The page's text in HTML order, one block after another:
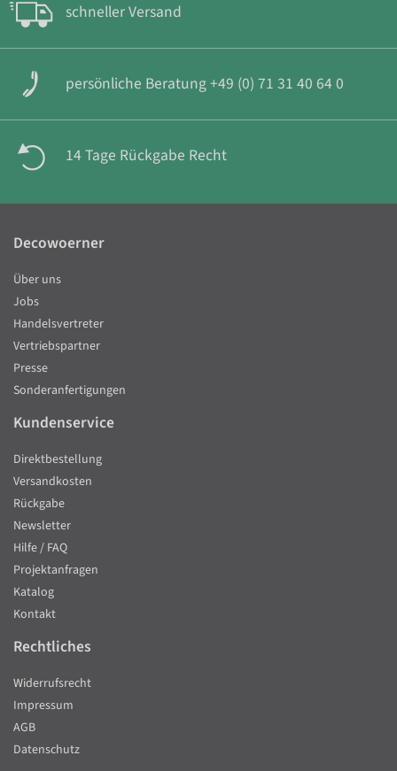
schneller Versand
persönliche Beratung +49 (0) 71 31 40 64 0
14 Tage Rückgabe Recht
Decowoerner
Über uns
Jobs
Handelsvertreter
Vertriebspartner
Presse
Sonderanfertigungen
Kundenservice
Direktbestellung
Versandkosten
Rückgabe
Newsletter
Hilfe / FAQ
Projektanfragen
Katalog
Kontakt
Rechtliches
Widerrufsrecht
Impressum
AGB
Datenschutz